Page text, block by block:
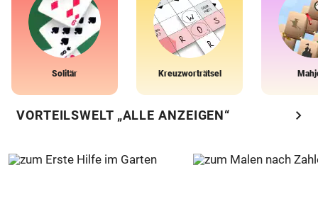
Solitär Kreuzworträtsel
VORTEILSWELT „ALLE ANZEIGEN“ chevron_right